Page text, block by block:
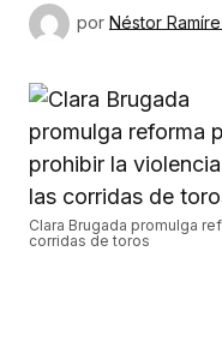
por Néstor
Clara Brugada promulga
corridas de toros